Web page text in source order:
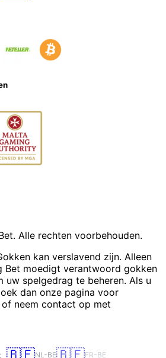
Alle rechten voorbehouden.
kan verslavend zijn. Alleen
Bet moedigt verantwoord gokken
uw spelgedrag te beheren. Als u
dan onze pagina voor
neem contact op met
NL-BE FR-BE